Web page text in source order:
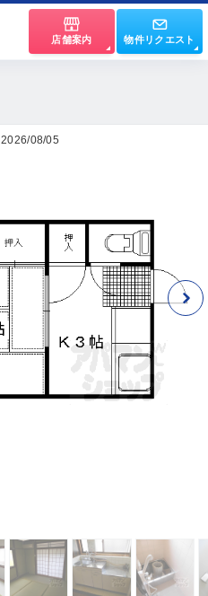
店舗案内 物件リクエスト
2026/08/05